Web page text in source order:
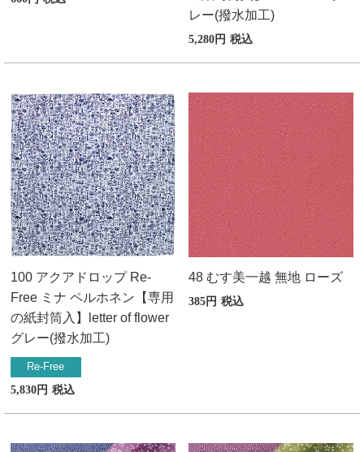
レー(撥水加工)
5,280 税込
100 アクアドロップ Re-
Free ミナ ペルホネン【専用
の紙封筒入】letter of flower
グレー(撥水加工)
Re-Free
5,830
税込
48 むす美一越 無地 ローズ
385 税込